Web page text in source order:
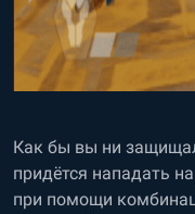
Как бы вы ни
придётся нападать
при помощи